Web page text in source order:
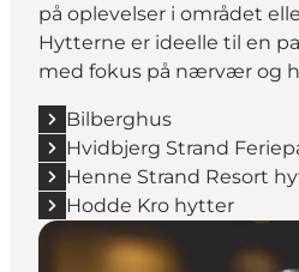
på oplevelser i området
Hytterne er ideelle til en
med fokus på nærvær og
Bilberghus
Hvidbjerg Strand
Henne Strand Resort
Hodde Kro hytter